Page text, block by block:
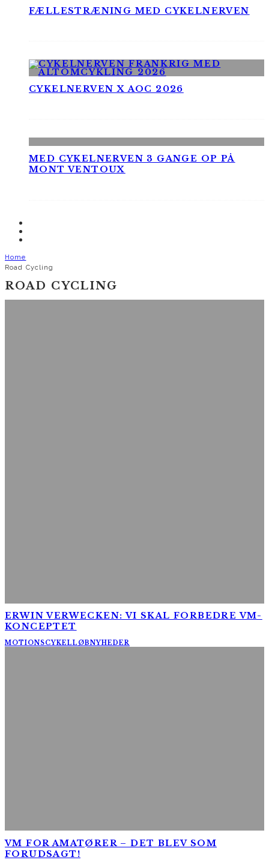
FÆLLESTRÆNING MED CYKELNERVEN
CYKELNERVEN X AOC 2026
MED CYKELNERVEN 3 GANGE OP PÅ
MONT VENTOUX
Home
Road Cycling
ROAD CYCLING
ERWIN VERWECKEN: VI SKAL FORBEDRE VM-
KONCEPTET
MOTIONSCYKELLØBNYHEDER
VM FOR AMATØRER – DET BLEV SOM
FORUDSAGT!